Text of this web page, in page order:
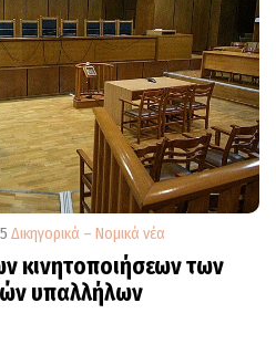
Δικηγορικά – Νομικά νέα
κινητοποιήσεων των
υπαλλήλων